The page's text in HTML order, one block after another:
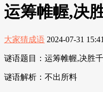
运筹帷幄,决
大家猜成语 2024-07-31 15:41
谜语题目：运筹帷幄,决胜
谜语解析：不出所料